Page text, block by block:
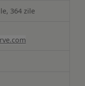
364 zile